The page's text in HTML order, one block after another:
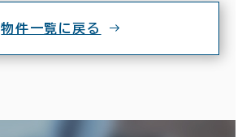
物件一覧に戻る